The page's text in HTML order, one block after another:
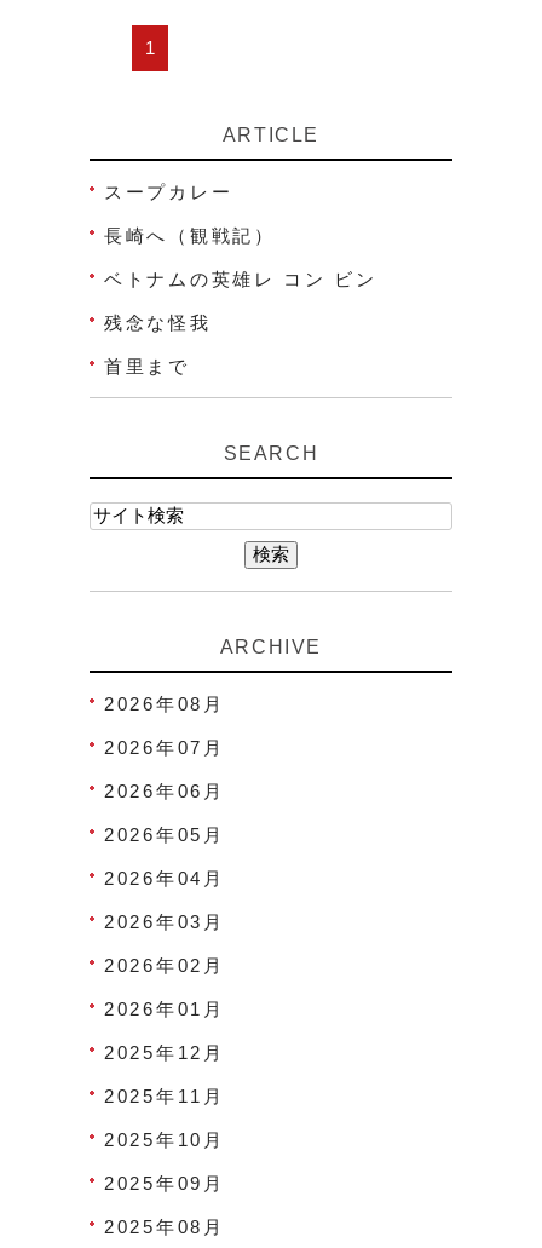
1
ARTICLE
スープカレー
長崎へ（観戦記）
ベトナムの英雄レ コン ビン
残念な怪我
首里まで
SEARCH
ARCHIVE
2026年08月
2026年07月
2026年06月
2026年05月
2026年04月
2026年03月
2026年02月
2026年01月
2025年12月
2025年11月
2025年10月
2025年09月
2025年08月